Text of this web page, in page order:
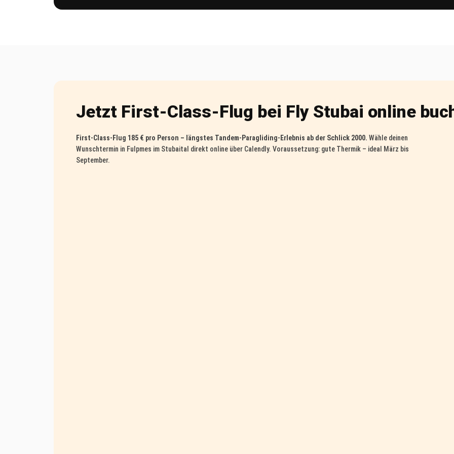
Jetzt First-Class-Flug bei Fly Stubai online
First-Class-Flug 185 € pro Person – längstes Tandem-Paragliding-Erlebnis ab der Schlick 2000. Wähle deinen
Wunschtermin in Fulpmes im Stubaital direkt online über Calendly. Voraussetzung: gute Thermik – ideal März bis
September.